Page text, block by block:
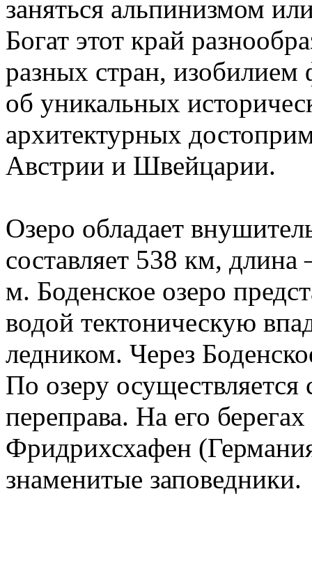
заняться альпинизмом
Богат этот край
разных стран, изобилием
об уникальных
архитектурных
Австрии и Швейцарии.
Озеро обладает
составляет 538 км, длина
м. Боденское озеро
водой тектоническую
ледником. Через
По озеру осуществляется
переправа. На его
Фридрихсхафен
знаменитые заповедники.